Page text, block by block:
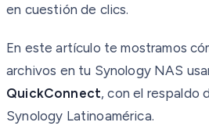
en cuestión de clics.
En este artículo te mostramos
archivos en tu Synology NAS
QuickConnect, con el respaldo
Synology Latinoamérica.